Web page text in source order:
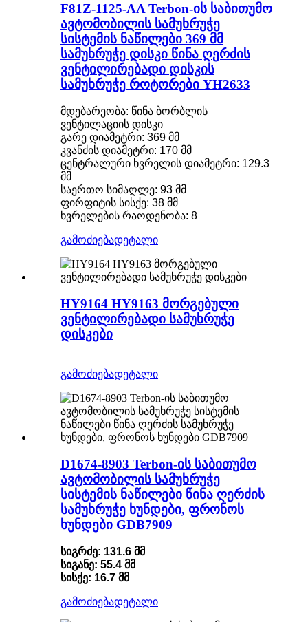
F81Z-1125-AA Terbon-ის საბითუმო
ავტომობილის სამუხრუჭე
სისტემის ნაწილები 369 მმ
სამუხრუჭე დისკი წინა ღერძის
ვენტილირებადი დისკის
სამუხრუჭე როტორები YH2633
მდებარეობა: წინა ბორბლის
ვენტილაციის დისკი
გარე დიამეტრი: 369 მმ
კვანძის დიამეტრი: 170 მმ
ცენტრალური ხვრელის დიამეტრი: 129.3
მმ
საერთო სიმაღლე: 93 მმ
ფირფიტის სისქე: 38 მმ
ხვრელების რაოდენობა: 8
გამოძიებადეტალი
HY9164 HY9163 მორგებული
ვენტილირებადი სამუხრუჭე
დისკები
გამოძიებადეტალი
D1674-8903 Terbon-ის საბითუმო
ავტომობილის სამუხრუჭე
სისტემის ნაწილები წინა ღერძის
სამუხრუჭე ხუნდები, ფრონოს
ხუნდები GDB7909
სიგრძე: 131.6 მმ
სიგანე: 55.4 მმ
სისქე: 16.7 მმ
გამოძიებადეტალი